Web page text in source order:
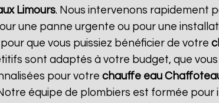
Limours. Nous intervenons rapidement
une panne urgente ou pour une
que vous puissiez bénéficier de votre
sont adaptés à votre budget, que
pour votre chauffe eau
équipe de plombiers est formée pour